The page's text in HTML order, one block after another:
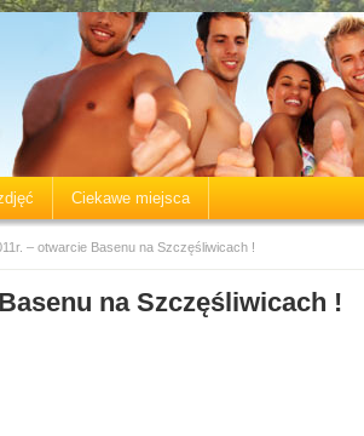
Ciekawe miejsca
– otwarcie Basenu na Szczęśliwicach !
na Szczęśliwicach !